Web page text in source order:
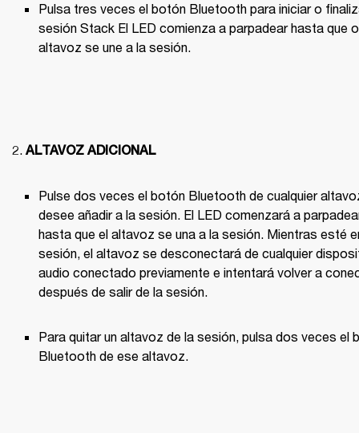
Pulsa tres veces el botón Bluetooth para iniciar o
sesión Stack El LED comienza a parpadear hasta que
altavoz se une a la sesión.
ALTAVOZ ADICIONAL
Pulse dos veces el botón Bluetooth de cualquier
desee añadir a la sesión. El LED comenzará a
hasta que el altavoz se una a la sesión. Mientras esté
sesión, el altavoz se desconectará de cualquier
audio conectado previamente e intentará volver a
después de salir de la sesión.
Para quitar un altavoz de la sesión, pulsa dos veces el
Bluetooth de ese altavoz.